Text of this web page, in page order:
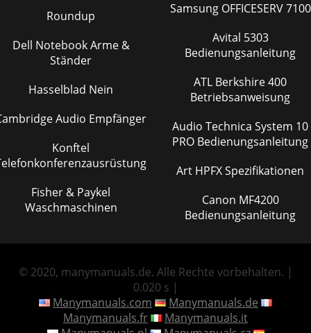
Roundup
Dell Notebook Arme &
Ständer
Hasselblad Nein
Audio Empfänger
Konftel
Fisher & Paykel
Waschmaschinen
Samsung OFFICESERV 7100
Avital 5303
Bedienungsanleitung
ATL Berkshire 400
Betriebsanweisung
Audio Technica System 10
PRO Bedienungsanleitung
Art HPFX Spezifikationen
Canon MF4200
Bedienungsanleitung
© 2020, manymanuals.de. Alle Rechte vorbehalten. |
0.020 s |
Manymanuals.com
Manymanuals.de
Manymanuals.fr
Manymanuals.it